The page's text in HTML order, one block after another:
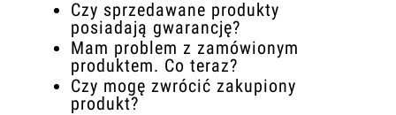
Czy sprzedawane produkty
posiadają gwarancję?
Mam problem z zamówionym
produktem. Co teraz?
Czy mogę zwrócić zakupiony
produkt?